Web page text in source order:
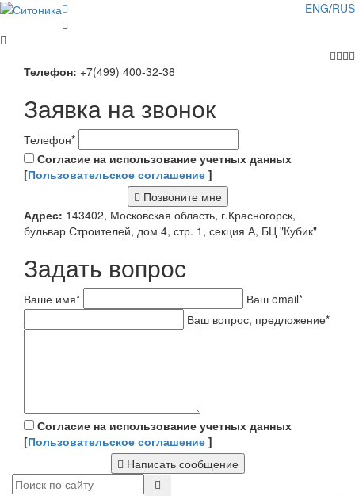
ENG/RUS
Телефон: +7(499) 400-32-38
Заявка на звонок
Телефон*
Согласие на использование учетных данных
[Пользовательское соглашение ]
Позвоните мне
Адрес: 143402, Московская область, г.Красногорск,
бульвар Строителей, дом 4, стр. 1, секция А, БЦ "Кубик"
Задать вопрос
Ваше имя* Ваш email*
Ваш вопрос, предложение*
Согласие на использование учетных данных
[Пользовательское соглашение ]
Написать сообщение